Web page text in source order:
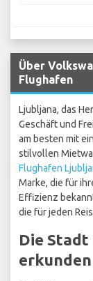
Über
Flughafen
Ljubljana, das
Geschäft und
am besten mit
stilvollen
Flughafen
Marke, die für
Effizienz
die für jeden
Die
erkunden